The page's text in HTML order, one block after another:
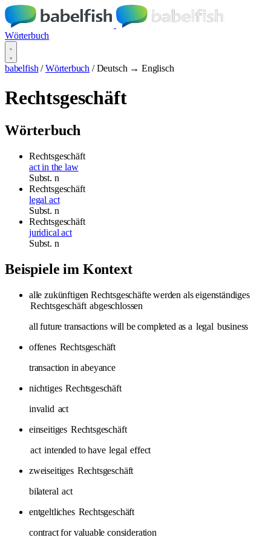
Wörterbuch
babelfish / Wörterbuch / Deutsch → Englisch
Rechtsgeschäft
Wörterbuch
Rechtsgeschäft
act in the law
Subst. n
Rechtsgeschäft
legal act
Subst. n
Rechtsgeschäft
juridical act
Subst. n
Beispiele im Kontext
alle zukünftigen Rechtsgeschäfte werden als eigenständiges
Rechtsgeschäft abgeschlossen
all future transactions will be completed as a legal business
offenes Rechtsgeschäft
transaction in abeyance
nichtiges Rechtsgeschäft
invalid act
einseitiges Rechtsgeschäft
act intended to have legal effect
zweiseitiges Rechtsgeschäft
bilateral act
entgeltliches Rechtsgeschäft
contract for valuable consideration